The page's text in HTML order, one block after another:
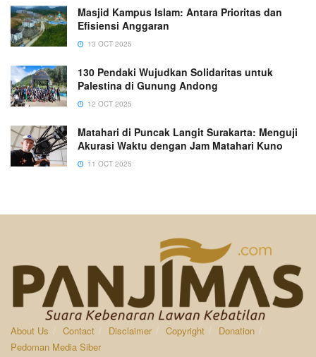
Masjid Kampus Islam: Antara Prioritas dan
Efisiensi Anggaran
13 OCT 2025
130 Pendaki Wujudkan Solidaritas untuk
Palestina di Gunung Andong
12 OCT 2025
Matahari di Puncak Langit Surakarta: Menguji
Akurasi Waktu dengan Jam Matahari Kuno
11 OCT 2025
About Us Contact Disclaimer Copyright
Donation
Pedoman Media Siber